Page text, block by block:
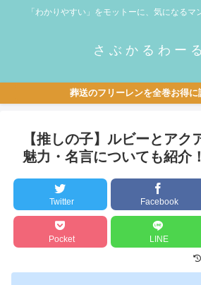
「わかりやすい」をモットーに、気になるマ
さぶかるわー
葬送のフリーレンを全巻お得
【推しの子】ルビーとアク
魅力・名言についても紹介！
Twitter Facebook
Pocket LINE